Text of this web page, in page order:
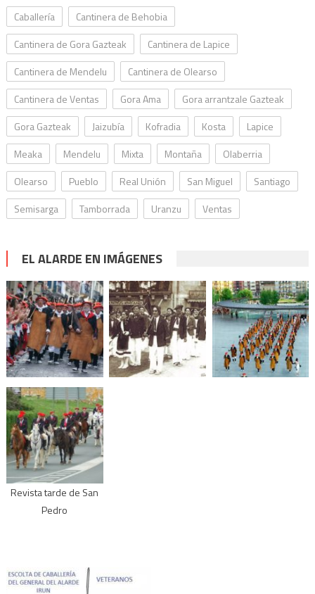
Caballería
Cantinera de Behobia
Cantinera de Gora Gazteak
Cantinera de Lapice
Cantinera de Mendelu
Cantinera de Olearso
Cantinera de Ventas
Gora Ama
Gora arrantzale Gazteak
Gora Gazteak
Jaizubía Kofradia Kosta
Lapice
Meaka
Mendelu Mixta Montaña
Olaberria
Olearso
Pueblo Real Unión San Miguel
Santiago
Semisarga
Tamborrada Uranzu Ventas
EL ALARDE EN IMÁGENES
Revista tarde de San
Pedro